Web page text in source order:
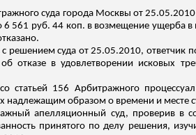
суда города Москвы от 25.05.2010
6 561 руб. 44 коп. в возмещение ущерба
с решением суда от 25.05.2010,
отказе в удовлетворении исковых
статьей 156 Арбитражного
надлежащим образом о времени и месте
апелляционный суд, проверив в
принятого по делу решения,